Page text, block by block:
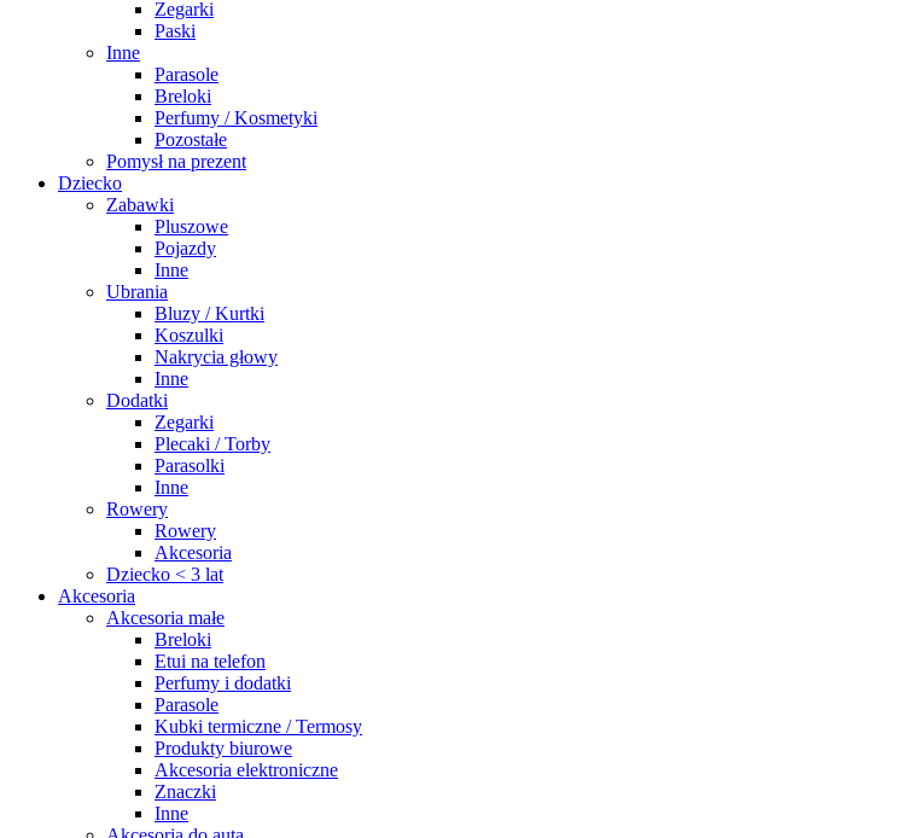
Zegarki
Paski
Inne
Parasole
Breloki
Perfumy / Kosmetyki
Pozostałe
Pomysł na prezent
Dziecko
Zabawki
Pluszowe
Pojazdy
Inne
Ubrania
Bluzy / Kurtki
Koszulki
Nakrycia głowy
Inne
Dodatki
Zegarki
Plecaki / Torby
Parasolki
Inne
Rowery
Rowery
Akcesoria
Dziecko < 3 lat
Akcesoria
Akcesoria małe
Breloki
Etui na telefon
Perfumy i dodatki
Parasole
Kubki termiczne / Termosy
Produkty biurowe
Akcesoria elektroniczne
Znaczki
Inne